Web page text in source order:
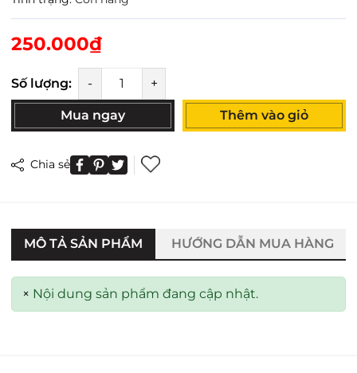
250.000₫
Số lượng: - +
Mua ngay Thêm vào giỏ
Chia sẻ
MÔ TẢ SẢN PHẨM HƯỚNG DẪN MUA HÀNG
× Nội dung sản phẩm đang cập nhật.